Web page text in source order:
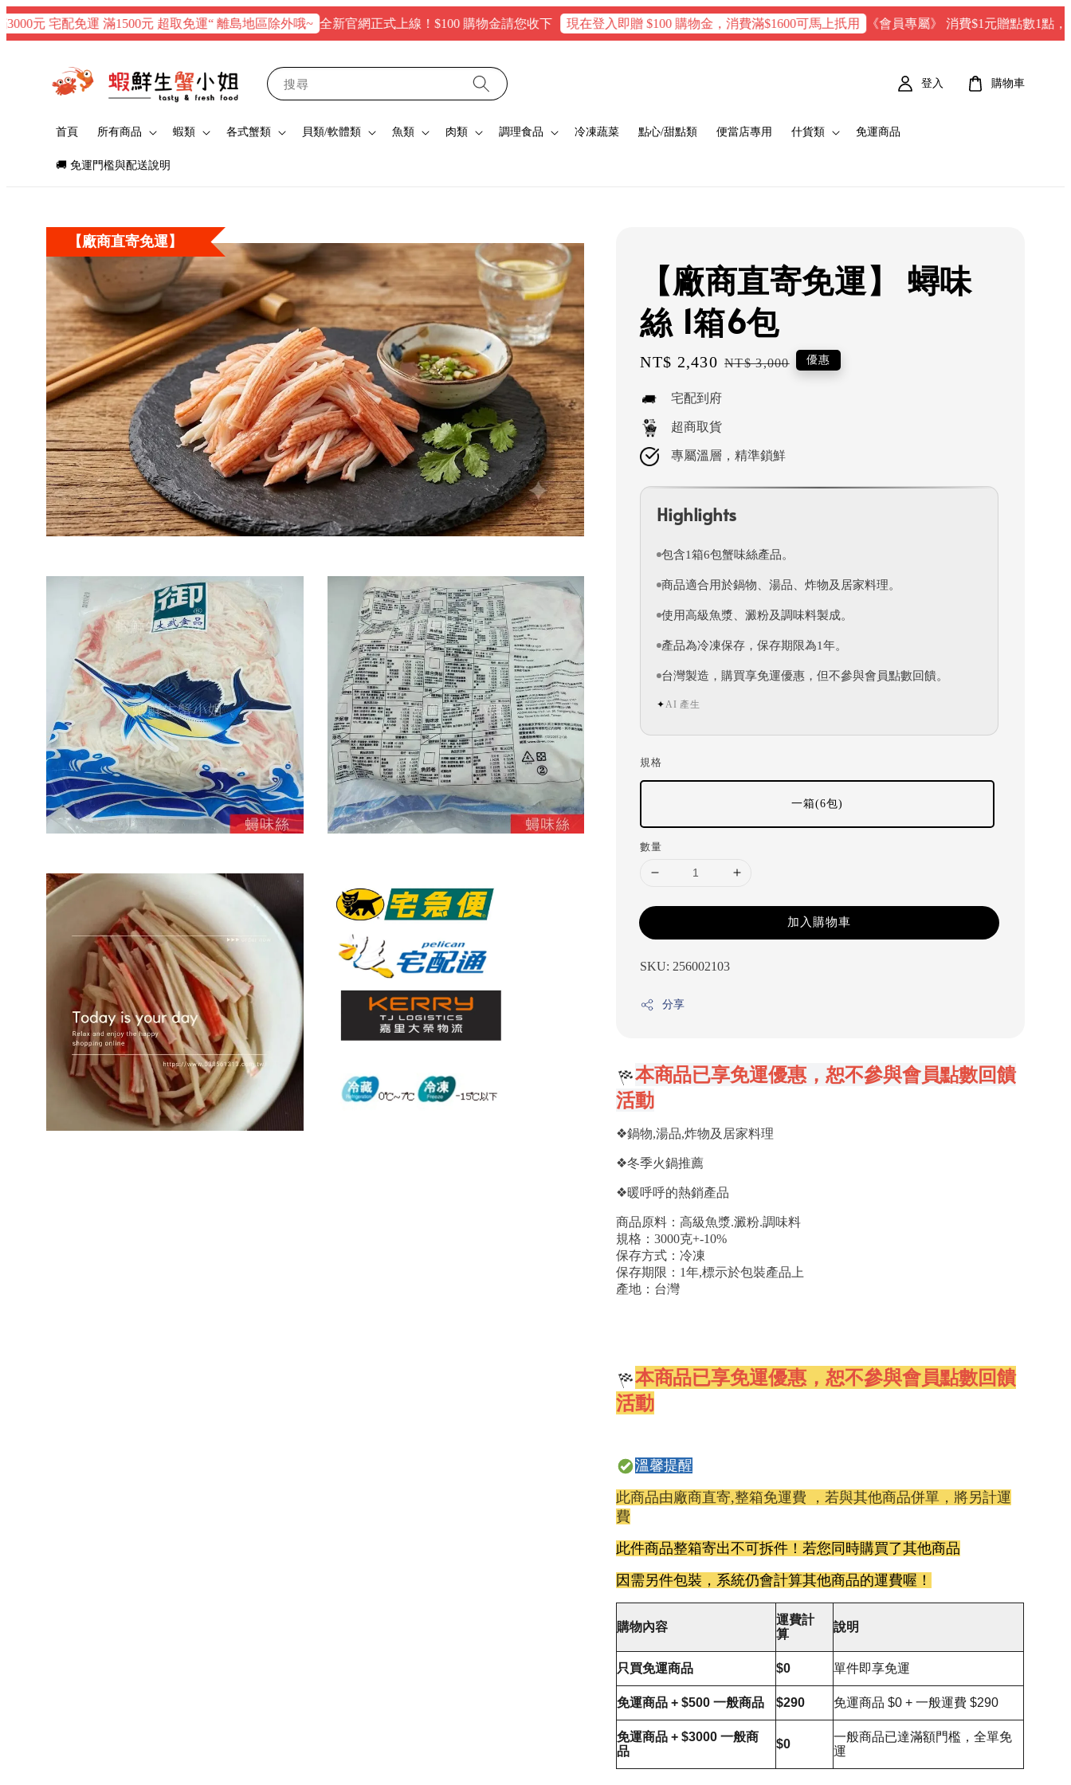
宅配免運 滿1500元 超取免運“ 離島地區除外哦~ 全新官網正式上線！$100 購物金請您收下 現在登入即贈 $100 購物金，消費滿$1600可馬上扺用 《會員專屬》 消費$1元贈點數1點，每100
搜尋
首頁 所有商品 蝦類 各式蟹類 貝類/軟體類 魚類 肉類 調理食品 冷凍蔬菜 點心/甜點類 便當店專用 什貨類 免運商品
🚚 免運門檻與配送說明
登入 購物車
【廠商直寄免運】
【廠商直寄免運】 蟳味
絲 1箱6包
Sale
NT$ 2,430 Regular
NT$ 3,000 優惠
宅配到府
超商取貨
專屬溫層，精準鎖鮮
Highlights
包含1箱6包蟹味絲產品。
商品適合用於鍋物、湯品、炸物及居家料理。
使用高級魚漿、澱粉及調味料製成。
產品為冷凍保存，保存期限為1年。
台灣製造，購買享免運優惠，但不參與會員點數回饋。
✦ AI 產生
規格
一箱(6包)
數量
加入購物車
SKU: 256002103
分享
本商品已享免運優惠，恕不參與會員點數回饋
活動
❖鍋物,湯品,炸物及居家料理
❖冬季火鍋推薦
❖暖呼呼的熱銷產品
商品原料：高級魚漿.澱粉.調味料
規格：3000克+-10%
保存方式：冷凍
保存期限：1年,標示於包裝產品上
產地：台灣
本商品已享免運優惠，恕不參與會員點數回饋
活動
溫馨提醒
此商品由廠商直寄,整箱免運費 ，若與其他商品併單，將另計運
費
此件商品整箱寄出不可拆件！若您同時購買了其他商品
因需另件包裝，系統仍會計算其他商品的運費喔！
購物內容
運費計
算
說明
只買免運商品 $0 單件即享免運
免運商品 + $500 一般商品 $290 免運商品 $0 + 一般運費 $290
免運商品 + $3000 一般商
品
$0
一般商品已達滿額門檻，全單免
運